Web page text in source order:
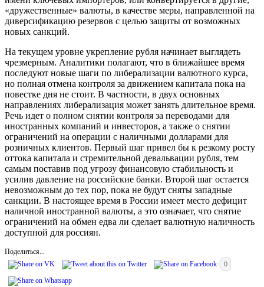
«дружественные» валюты, в качестве меры, направленной на
диверсификацию резервов с целью защиты от возможных
новых санкций.
На текущем уровне укрепление рубля начинает выглядеть
чрезмерным. Аналитики полагают, что в ближайшее время
последуют новые шаги по либерализации валютного курса,
но полная отмена контроля за движением капитала пока на
повестке дня не стоит. В частности, в двух основных
направлениях либерализация может занять длительное время.
Речь идет о полном снятии контроля за переводами для
иностранных компаний и инвесторов, а также о снятии
ограничений на операции с наличными долларами для
розничных клиентов. Первый шаг привел бы к резкому росту
оттока капитала и стремительной девальвации рубля, тем
самым поставив под угрозу финансовую стабильность и
усилив давление на российские банки. Второй шаг остается
невозможным до тех пор, пока не будут сняты западные
санкции. В настоящее время в России имеет место дефицит
наличной иностранной валюты, а это означает, что снятие
ограничений на обмен едва ли сделает валютную наличность
доступной для россиян.
Поделиться...
0